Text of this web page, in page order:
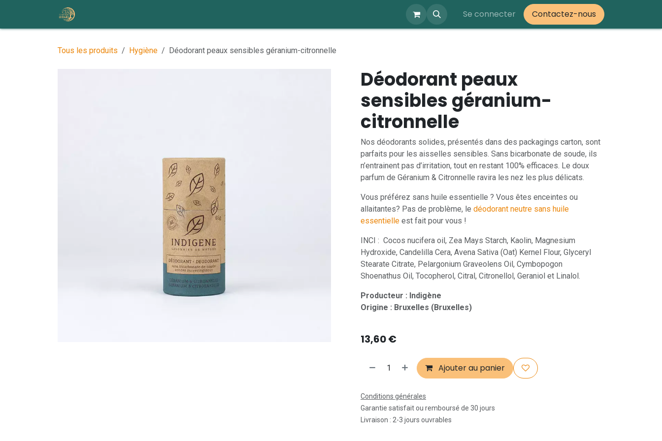
Se rendre au contenu
Se connecter Contactez-nous
Tous les produits Hygiène Déodorant peaux sensibles géranium-citronnelle
Déodorant peaux
sensibles géranium-
citronnelle
Nos déodorants solides, présentés dans des packagings carton, sont
parfaits pour les aisselles sensibles. Sans bicarbonate de soude, ils
n’entrainent pas d’irritation, tout en restant 100% efficaces. Le doux
parfum de Géranium & Citronnelle ravira les nez les plus délicats.
Vous préférez sans huile essentielle ? Vous êtes enceintes ou
allaitantes? Pas de problème, le déodorant neutre sans huile
essentielle est fait pour vous !
INCI : Cocos nucifera oil, Zea Mays Starch, Kaolin, Magnesium
Hydroxide, Candelilla Cera, Avena Sativa (Oat) Kernel Flour, Glyceryl
Stearate Citrate, Pelargonium Graveolens Oil, Cymbopogon
Shoenathus Oil, Tocopherol, Citral, Citronellol, Geraniol et Linalol.
Producteur : Indigène
Origine : Bruxelles (Bruxelles)
13,60€
Ajouter au panier
Conditions générales
Garantie satisfait ou remboursé de 30 jours
Livraison : 2-3 jours ouvrables